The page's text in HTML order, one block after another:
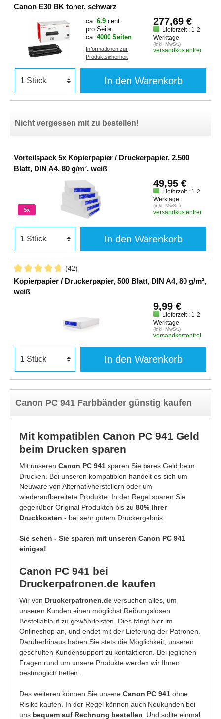
Canon E30 BK toner, schwarz
ca. 6.9 cent
pro Seite
ca. 4000 Seiten
Informationen zur
Produktsicherheit
277,69 €
Lieferzeit : 1-2
Werktage
(inkl. MwSt.)
versandkostenfrei
In den Warenkorb
Nicht vergessen mit zu bestellen!
Vorteilspack 5x Kopierpapier / Druckerpapier, 2.500
Blatt, DIN A4, 80 g/m², weiß
5x
49,95 €
Lieferzeit : 1-2
Werktage
(inkl. MwSt.)
versandkostenfrei
In den Warenkorb
(42)
Kopierpapier / Druckerpapier, 500 Blatt, DIN A4, 80 g/m²,
weiß
9,99 €
Lieferzeit : 1-2
Werktage
(inkl. MwSt.)
versandkostenfrei
In den Warenkorb
Canon PC 941 Farbbänder günstig kaufen
Mit kompatiblen Canon PC 941 Geld
beim Drucken sparen
Mit unseren Canon PC 941 sparen Sie bares Geld beim
Drucken. Bei unseren kompatiblen handelt es sich um
Neuware von Alternativherstellern oder um
wiederaufbereitete Produkte. In der Regel sparen Sie
gegenüber Original Produkten bis zu 80% Ihrer
Druckkosten - bei sehr gutem Druckergebnis.
Sie sehen - Sie sparen mit unseren Canon PC 941
einiges!
Canon PC 941 bei
Druckerpatronen.de kaufen
Wir von Druckerpatronen.de versuchen alles, um
unseren Kunden einen möglichst Reibungslosen
Bestellablauf zu gewährleisten. Dies fängt hier im
Onlineshop an, und endet mit der Lieferung der Patronen.
Darüberhinaus haben Sie stets die Möglichkeit, unseren
geschulten Kundensupport zu kontaktieren. Bei jeglichen
Fragen rund um unsere Produkte werden wir Ihnen
bestmöglich helfen.
Des weiteren können Sie unsere Canon PC 941 ohne
Risiko kaufen. In der Regel können auch Neukunden bei
uns bequem auf Rechnung bestellen . Und sollte einmal